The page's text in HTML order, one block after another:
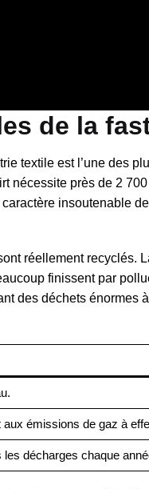
de la
textile est l’une des
nécessite près de 2 700
insoutenable
réellement recyclés.
finissent par
des déchets énormes
émissions de gaz à
décharges chaque